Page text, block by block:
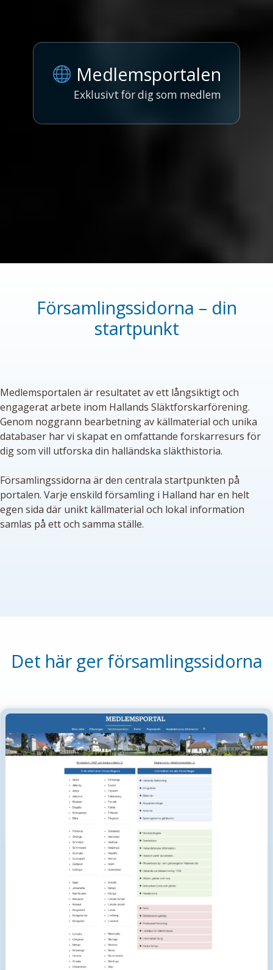
Medlemsportalen
Exklusivt för dig som medlem
Församlingssidorna – din
startpunkt
Medlemsportalen är resultatet av ett långsiktigt och
engagerat arbete inom Hallands Släktforskarförening.
Genom noggrann bearbetning av källmaterial och unika
databaser har vi skapat en omfattande forskarresurs för
dig som vill utforska din halländska släkthistoria.
Församlingssidorna är den centrala startpunkten på
portalen. Varje enskild församling i Halland har en helt
egen sida där unikt källmaterial och lokal information
samlas på ett och samma ställe.
Det här ger församlingssidorna